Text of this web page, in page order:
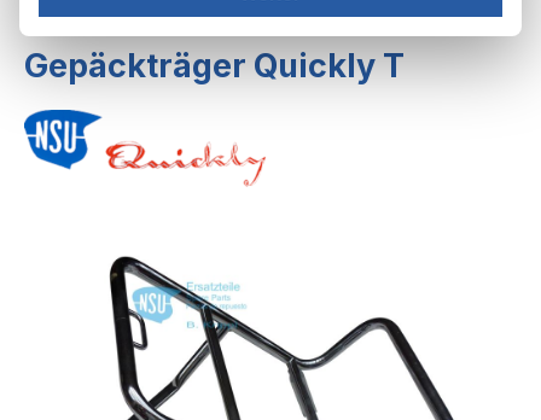
Gepäckträger Quickly T
Bildergalerie überspringen